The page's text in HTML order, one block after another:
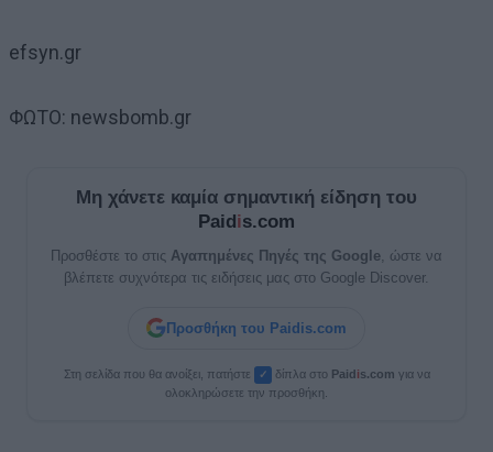
efsyn.gr
ΦΩΤΟ: newsbomb.gr
Μη χάνετε καμία σημαντική είδηση του
Paidis.com
Προσθέστε το στις Αγαπημένες Πηγές της Google , ώστε να
βλέπετε συχνότερα τις ειδήσεις μας στο Google Discover.
Προσθήκη του Paidis.com
Στη σελίδα που θα ανοίξει, πατήστε ✓ δίπλα στο Paidis.com για να
ολοκληρώσετε την προσθήκη.